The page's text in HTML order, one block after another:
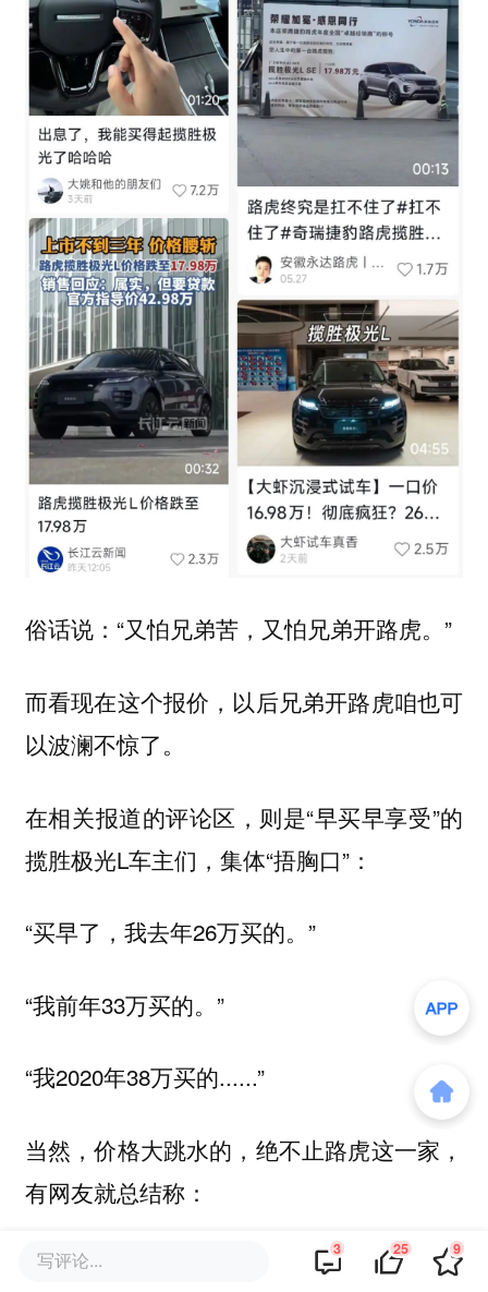
俗话说：“又怕兄弟苦，又怕兄弟开路虎。”
而看现在这个报价，以后兄弟开路虎咱也可
以波澜不惊了。
在相关报道的评论区，则是“早买早享受”的
揽胜极光L车主们，集体“捂胸口”：
“买早了，我去年26万买的。”
“我前年33万买的。”
“我2020年38万买的......”
当然，价格大跳水的，绝不止路虎这一家，
有网友就总结称：
“七折豹六折虎，凯迪拉克五折五。”
写评论... 3 25 9